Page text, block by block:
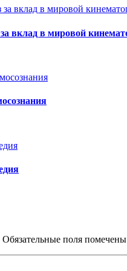
вклад в мировой
Обязательные поля помечены